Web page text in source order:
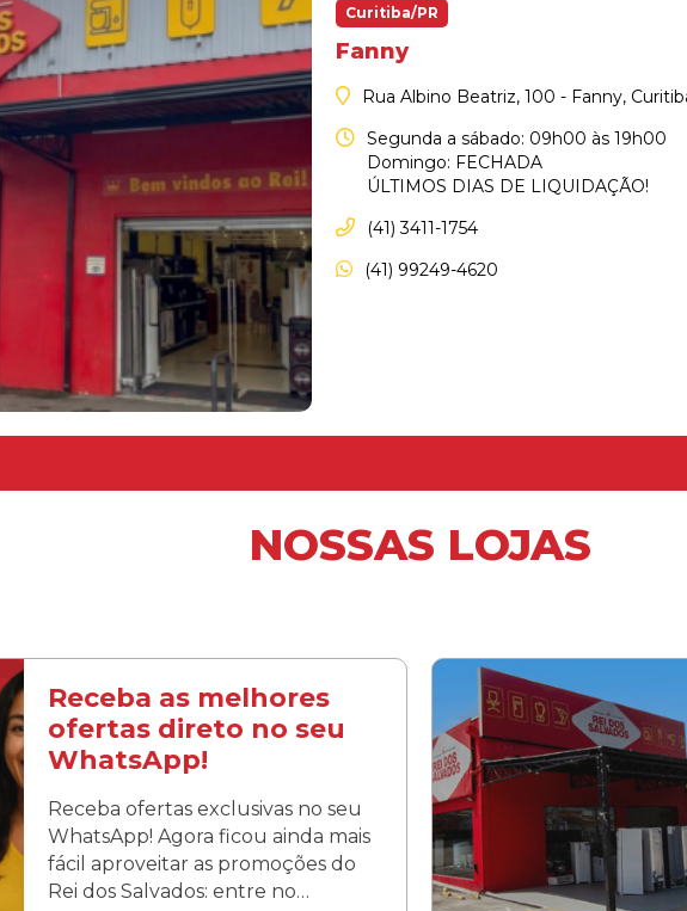
Curitiba/PR
Fanny
Rua Albino Beatriz, 100 - Fanny,
Segunda a sábado: 09h00 às 19h00
Domingo: FECHADA
ÚLTIMOS DIAS DE LIQUIDAÇÃO!
(41) 3411-1754
(41) 99249-4620
NOSSAS LOJAS
Receba as melhores
ofertas direto no seu
WhatsApp!
Receba ofertas exclusivas no seu
WhatsApp! Agora ficou ainda mais
fácil aproveitar as promoções do
Rei dos Salvados: entre no…